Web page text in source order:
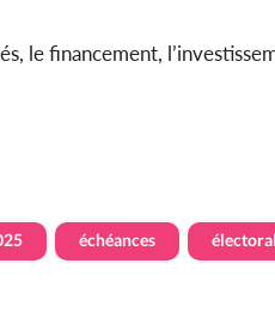
le financement,
échéances